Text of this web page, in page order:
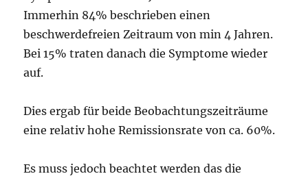
Immerhin 84% beschrieben einen
beschwerdefreien Zeitraum von min 4 Jahren.
Bei 15% traten danach die Symptome wieder
auf.
Dies ergab für beide Beobachtungszeiträume
eine relativ hohe Remissionsrate von ca. 60%.
Es muss jedoch beachtet werden das die